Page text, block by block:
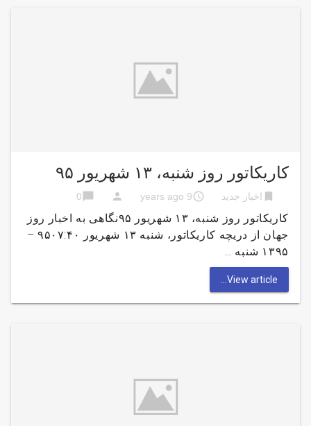
کاریکاتور روز شنبه، ۱۳ شهریور ۹۵
bookmark اخبار جدید access_time
9 years ago
person
chat_bubble
0
کاریکاتور روز شنبه، ۱۳ شهریور ۹۵نگاهی به اخبار روز
جهان از دریچه کاریکاتور، شنبه ۱۳ شهریور ۹۵۰۷:۴۰ –
۱۳۹۵ شنبه …
View article...